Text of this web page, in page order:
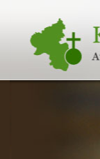
Klöster
und
Stifte
in
Rheinland-